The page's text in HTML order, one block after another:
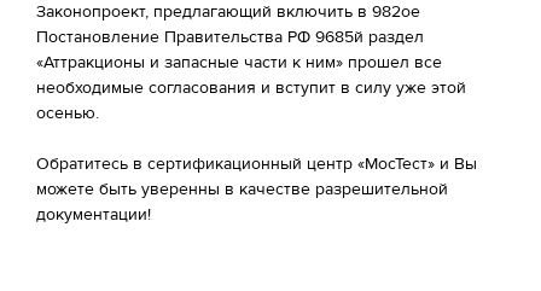
Законопроект, предлагающий включить в 982ое
Постановление Правительства РФ 9685й раздел
«Аттракционы и запасные части к ним» прошел все
необходимые согласования и вступит в силу уже этой
осенью.
Обратитесь в сертификационный центр «МосТест» и Вы
можете быть уверенны в качестве разрешительной
документации!